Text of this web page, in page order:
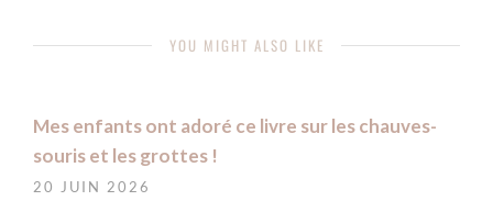
YOU MIGHT ALSO LIKE
Mes enfants ont adoré ce livre sur les chauves-
souris et les grottes !
20 JUIN 2026